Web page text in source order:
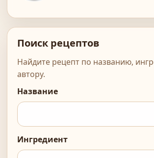
Поиск рецептов
Найдите рецепт по названию,
автору.
Название
Ингредиент